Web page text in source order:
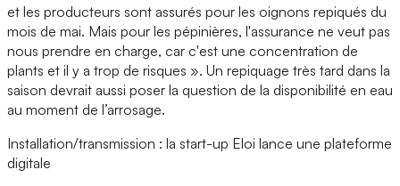
et les producteurs sont assurés pour les oignons repiqués du
mois de mai. Mais pour les pépinières, l'assurance ne veut pas
nous prendre en charge, car c'est une concentration de
plants et il y a trop de risques ». Un repiquage très tard dans la
saison devrait aussi poser la question de la disponibilité en eau
au moment de l’arrosage.
Installation/transmission : la start-up Eloi lance une plateforme
digitale